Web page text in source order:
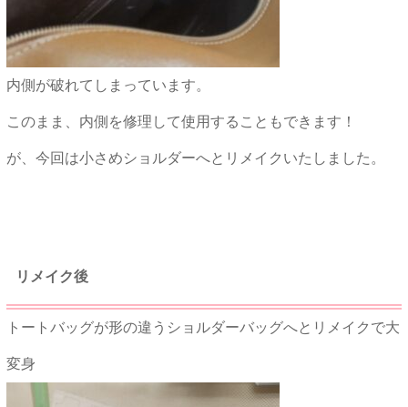
内側が破れてしまっています。
このまま、内側を修理して使用することもできます！
が、今回は小さめショルダーへとリメイクいたしました。
リメイク後
トートバッグが形の違うショルダーバッグへとリメイクで大
変身